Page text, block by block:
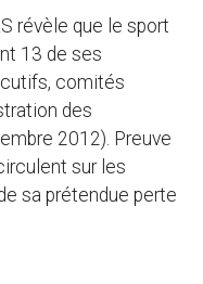
révèle que le sport
13 de ses
comités
des
2012). Preuve
sur les
sa prétendue perte